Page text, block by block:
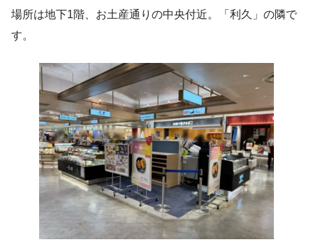
場所は地下1階、お土産通りの中央付近。「利久」の隣で
す。